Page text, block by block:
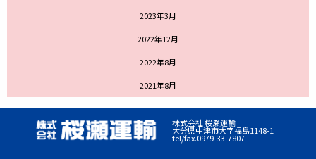
2023年3月
2022年12月
2022年8月
2021年8月
株式会社 桜瀬運輸
大分県中津市大字福島1148-1
tel/fax.0979-33-7807